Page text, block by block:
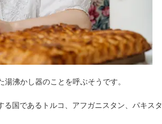
沸かし器のことを呼ぶそうです。
国であるトルコ、アフガニスタン、パキスタ